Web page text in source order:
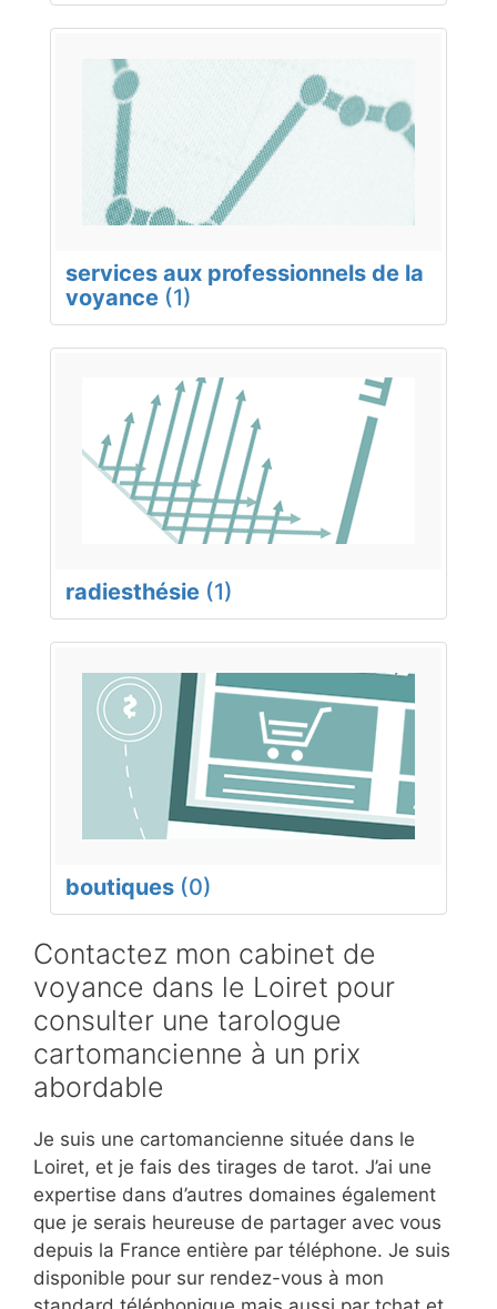
services aux professionnels de la
voyance (1)
radiesthésie (1)
boutiques (0)
Contactez mon cabinet de
voyance dans le Loiret pour
consulter une tarologue
cartomancienne à un prix
abordable
Je suis une cartomancienne située dans le
Loiret, et je fais des tirages de tarot. J’ai une
expertise dans d’autres domaines également
que je serais heureuse de partager avec vous
depuis la France entière par téléphone. Je suis
disponible pour sur rendez-vous à mon